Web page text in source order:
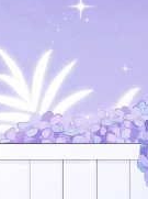
nec odio.
sem at nibh
nec tellus sed
nulla. Class
inceptos
nunc. Sed
a cursus
potenti. Nunc